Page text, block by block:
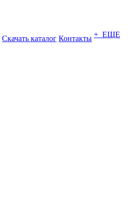
Скачать каталог Контакты + ЕЩЕ